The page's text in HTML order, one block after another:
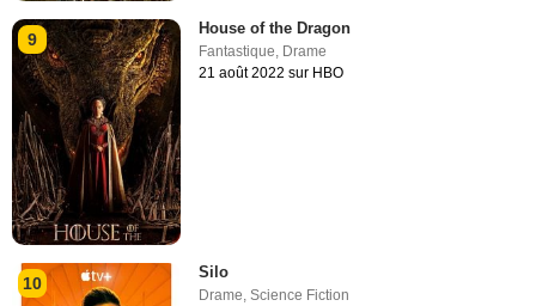
9
House of the Dragon
Fantastique, Drame
21 août 2022 sur HBO
10
Silo
Drame ,Science Fiction